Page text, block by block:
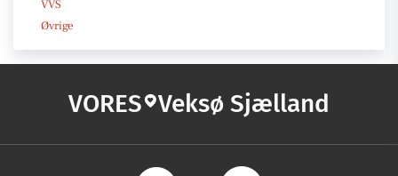
VVS
Øvrige
VORES Veksø Sjælland